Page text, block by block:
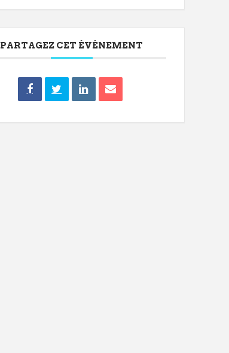
PARTAGEZ CET ÉVÉNEMENT